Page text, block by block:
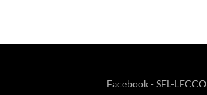
Facebook - SEL-LECCO